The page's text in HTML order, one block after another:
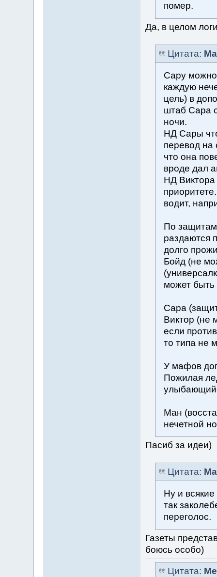
помер.
Да, в целом
Цитата:
Сару
каждую
цель) в
штаб Сара
ночи.
НД Сары
перевод на
что она
вроде дал
НД
водит,
По
раздаются
долго
Бойд (не
может
Сара
Виктор (не
если
то типа не
У мафов
Пожилая
Ман
нечетной
Пасиб за идеи)
Цитата:
Ну и
так
переголос.
Газеты
боюсь особо)
Цитата: